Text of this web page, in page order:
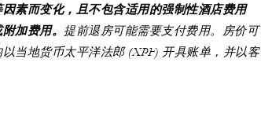
素而变化，且不包含适用的强制性酒店费用
加费用。 提前退房可能需要支付费用。房价可
当地货币太平洋法郎 (XPF) 开具账单，并以客